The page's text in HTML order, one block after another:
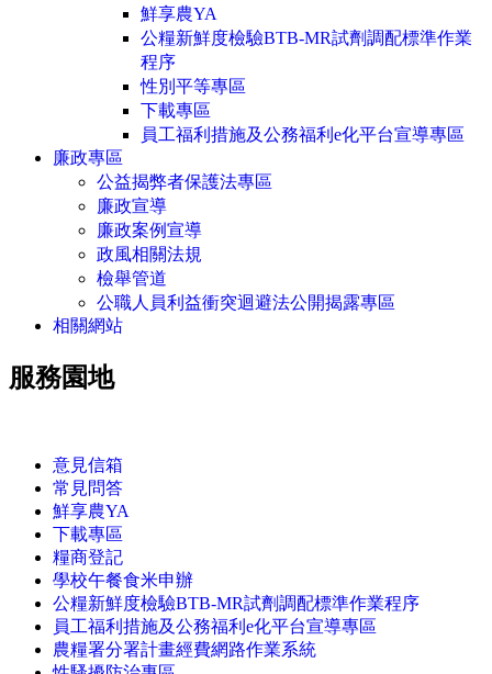
鮮享農YA
公糧新鮮度檢驗BTB-MR試劑調配標準作業
程序
性別平等專區
下載專區
員工福利措施及公務福利e化平台宣導專區
廉政專區
公益揭弊者保護法專區
廉政宣導
廉政案例宣導
政風相關法規
檢舉管道
公職人員利益衝突迴避法公開揭露專區
相關網站
服務園地
意見信箱
常見問答
鮮享農YA
下載專區
糧商登記
學校午餐食米申辦
公糧新鮮度檢驗BTB-MR試劑調配標準作業程序
員工福利措施及公務福利e化平台宣導專區
農糧署分署計畫經費網路作業系統